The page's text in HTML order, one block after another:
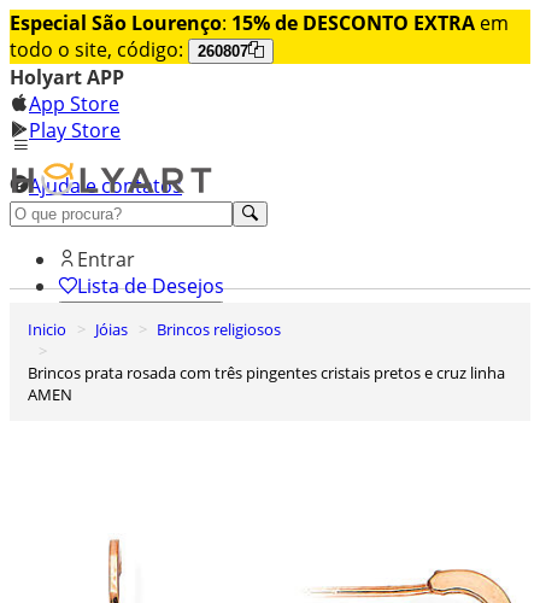
Especial São Lourenço: 15% de DESCONTO EXTRA em
todo o site, código:
260807
Holyart APP
App Store
Play Store
Ajuda e contatos
Conheça premium
Entrar
Lista de Desejos
0
Inicio Jóias
Brincos religiosos
Brincos prata rosada com três pingentes cristais pretos e cruz linha
AMEN